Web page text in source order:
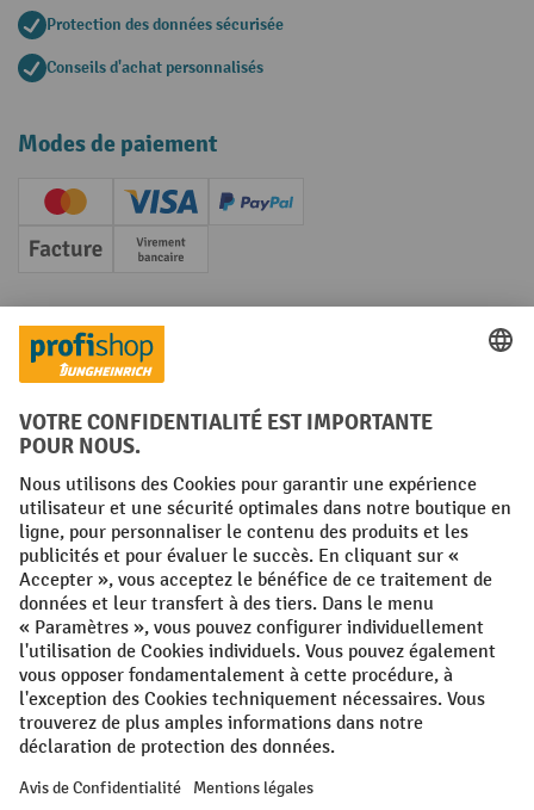
Protection des données sécurisée
Conseils d'achat personnalisés
Modes de paiement
Creditcard (Master)Creditcard (Visa)
PayPal
Facture Paiement anticipé
Réseaux sociaux
Facebook
YouTube
LinkedInInstagram
Conditions générales Mentions légales
Protection des Données Politique de cookies
All prices excl. VAT plusshipping costsand possible delivery charges,
if not stated otherwise.
¹ La remise est valable jusqu'à épuisement des stocks. La remise ne
s'applique pas aux prix spéciaux. Il n'est pas possible de le combiner
avec d'autres réductions en pourcentage ou bons de réduction. | ² Une
réduction unique est offerte lors de la première inscription à la
toute commande d'un montant net minimum de 250 €. Le pourcentage